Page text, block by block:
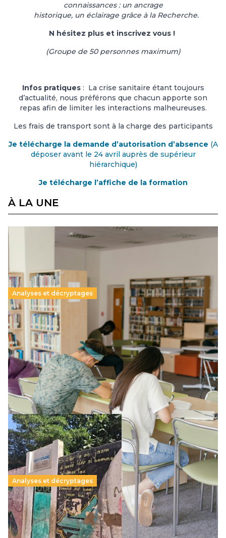
connaissances : un ancrage
historique, un éclairage grâce à la Recherche.
N hésitez plus et inscrivez vous !
(Groupe de 50 personnes maximum)
Infos pratiques: La crise sanitaire étant toujours
d’actualité, nous préférons que chacun apporte son
repas afin de limiter les interactions malheureuses.
Les frais de transport sont à la charge des participants
Je télécharge la demande d’autorisation d’absence (A
déposer avant le 24 avril auprès de supérieur
hiérarchique)
Je télécharge l’affiche de la formation
À LA UNE
Analyses et décryptages
Supérieur privé : une dérive qui met à mal la
promesse républicaine
11 juillet 2026-
Le projet de loi sur la régulation de l’enseignement
supérieur privé met en lumière l’amplification d’un système
qui relègue l’acte pédagogique au superfétatoire, voire à…
Lire la suite →
Analyses et décryptages
258 millions d’enfants victimes de la guerre, des
chocs climatiques et des déplacements de
population